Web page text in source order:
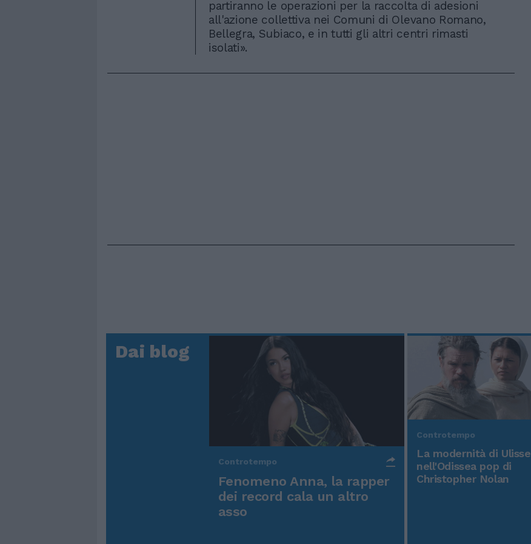
partiranno le operazioni per la raccolta di adesioni
all'azione collettiva nei Comuni di Olevano Romano,
Bellegra, Subiaco, e in tutti gli altri centri rimasti
isolati».
Dai blog
Controtempo
Fenomeno Anna, la rapper
dei record cala un altro
asso
Controtempo
La modernità di Ulisse
nell'Odissea pop di
Christopher Nolan